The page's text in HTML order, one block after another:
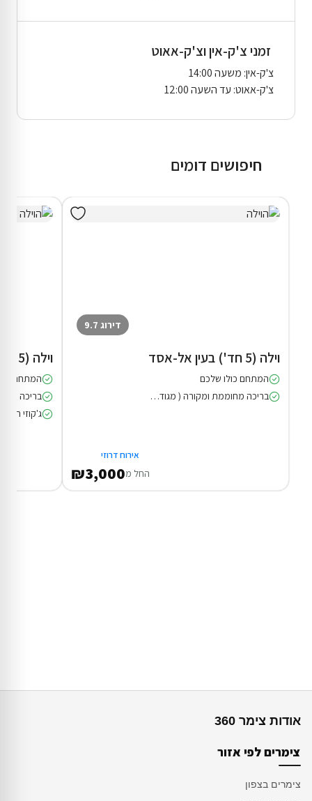
זמני צ'ק-אין וצ'ק-אאוט
צ'ק-אין: משעה 14:00
צ'ק-אאוט: עד השעה 12:00
חיפושים דומים
דירוג 9.7
וילה (5 חד') בעין אל-אסד
המתחם כולו שלכם
בריכה מחוממת ומקורה ( מגודרת )
אירוח דרוזי
החל מ₪3,000
וילה (5 חד') בעין אל-אסד
המתחם
ג'קוזי חיצוני
אודות צימר 360
צימרים לפי אזור
צימרים בצפון